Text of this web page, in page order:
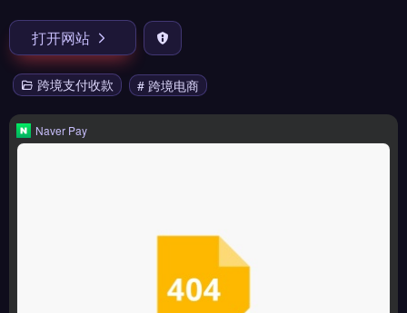
打开网站
跨境支付收款 # 跨境电商
Naver Pay